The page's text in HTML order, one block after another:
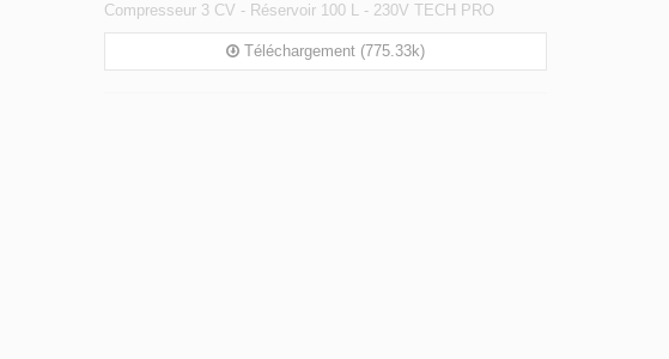
Compresseur 3 CV - Réservoir 100 L - 230V TECH PRO
Téléchargement (775.33k)